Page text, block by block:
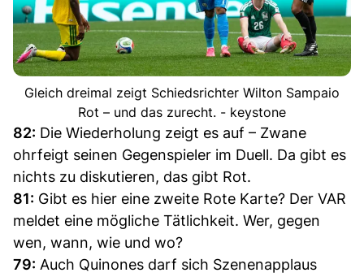
Gleich dreimal zeigt Schiedsrichter Wilton Sampaio
Rot – und das zurecht. - keystone
82: Die Wiederholung zeigt es auf – Zwane
ohrfeigt seinen Gegenspieler im Duell. Da gibt es
nichts zu diskutieren, das gibt Rot.
81: Gibt es hier eine zweite Rote Karte? Der VAR
meldet eine mögliche Tätlichkeit. Wer, gegen
wen, wann, wie und wo?
79: Auch Quinones darf sich Szenenapplaus